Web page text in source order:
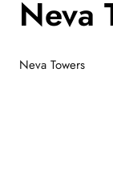
Neva
Neva Towers